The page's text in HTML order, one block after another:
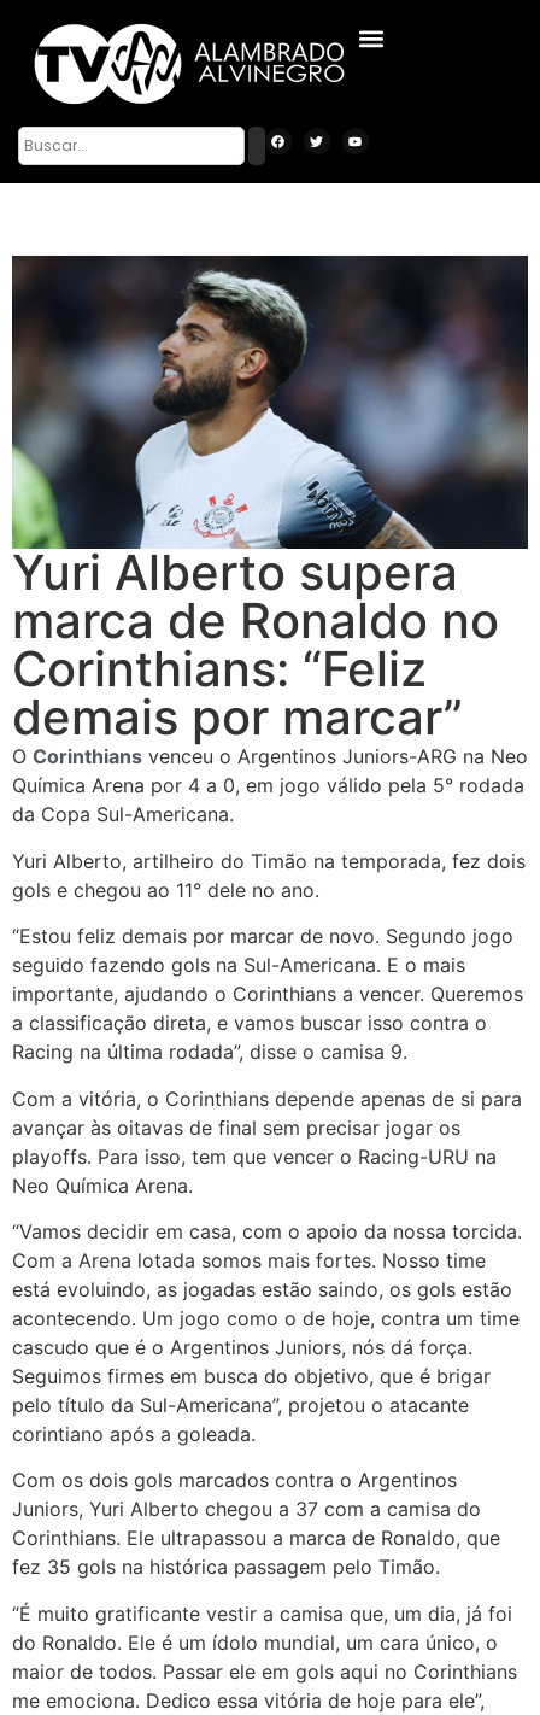
Yuri Alberto supera
marca de Ronaldo no
Corinthians: “Feliz
demais por marcar”
O Corinthians venceu o Argentinos Juniors-ARG na Neo
Química Arena por 4 a 0, em jogo válido pela 5° rodada
da Copa Sul-Americana.
Yuri Alberto, artilheiro do Timão na temporada, fez dois
gols e chegou ao 11° dele no ano.
“Estou feliz demais por marcar de novo. Segundo jogo
seguido fazendo gols na Sul-Americana. E o mais
importante, ajudando o Corinthians a vencer. Queremos
a classificação direta, e vamos buscar isso contra o
Racing na última rodada”, disse o camisa 9.
Com a vitória, o Corinthians depende apenas de si para
avançar às oitavas de final sem precisar jogar os
playoffs. Para isso, tem que vencer o Racing-URU na
Neo Química Arena.
“Vamos decidir em casa, com o apoio da nossa torcida.
Com a Arena lotada somos mais fortes. Nosso time
está evoluindo, as jogadas estão saindo, os gols estão
acontecendo. Um jogo como o de hoje, contra um time
cascudo que é o Argentinos Juniors, nós dá força.
Seguimos firmes em busca do objetivo, que é brigar
pelo título da Sul-Americana”, projetou o atacante
corintiano após a goleada.
Com os dois gols marcados contra o Argentinos
Juniors, Yuri Alberto chegou a 37 com a camisa do
Corinthians. Ele ultrapassou a marca de Ronaldo, que
fez 35 gols na histórica passagem pelo Timão.
“É muito gratificante vestir a camisa que, um dia, já foi
do Ronaldo. Ele é um ídolo mundial, um cara único, o
maior de todos. Passar ele em gols aqui no Corinthians
me emociona. Dedico essa vitória de hoje para ele”,